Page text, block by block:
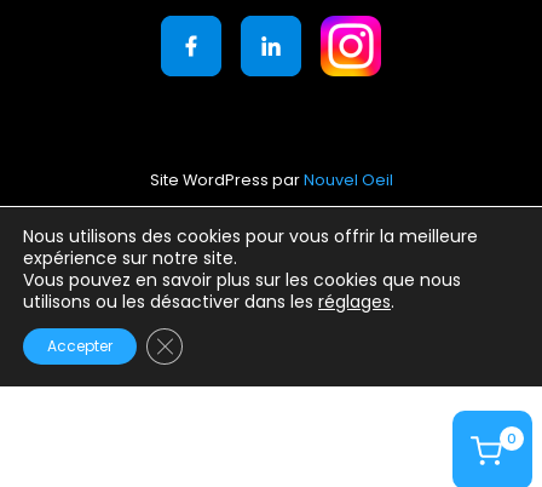
0
Nous utilisons des cookies pour vous offrir la meilleure
expérience sur notre site.
Vous pouvez en savoir plus sur les cookies que nous
utilisons ou les désactiver dans les réglages.
Accepter Fermer la bannière des cookies GDPR
Site WordPress parNouvel Oeil
Mentions légales
Conditions générales d’utilisation
Politique de confidentialité